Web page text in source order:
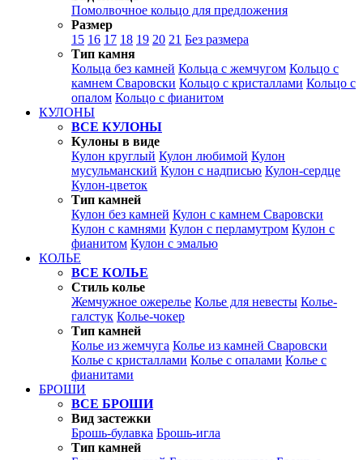
Помолвочное кольцо для предложения
Размер
15 16 17 18 19 20 21 Без размера
Тип камня
Кольца без камней Кольца с жемчугом Кольцо с
камнем Сваровски Кольцо с кристаллами Кольцо с
опалом Кольцо с фианитом
КУЛОНЫ
ВСЕ КУЛОНЫ
Кулоны в виде
Кулон круглый Кулон любимой Кулон
мусульманский Кулон с надписью Кулон-сердце
Кулон-цветок
Тип камней
Кулон без камней Кулон с камнем Сваровски
Кулон с камнями Кулон с перламутром Кулон с
фианитом Кулон с эмалью
КОЛЬЕ
ВСЕ КОЛЬЕ
Стиль колье
Жемчужное ожерелье Колье для невесты Колье-
галстук Колье-чокер
Тип камней
Колье из жемчуга Колье из камней Сваровски
Колье с кристаллами Колье с опалами Колье с
фианитами
БРОШИ
ВСЕ БРОШИ
Вид застежки
Брошь-булавка Брошь-игла
Тип камней